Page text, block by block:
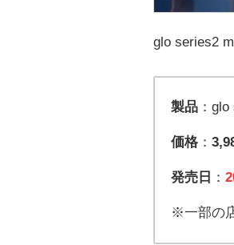
glo series2
製品 ：
価格 ：
発売日 ：
※一部の